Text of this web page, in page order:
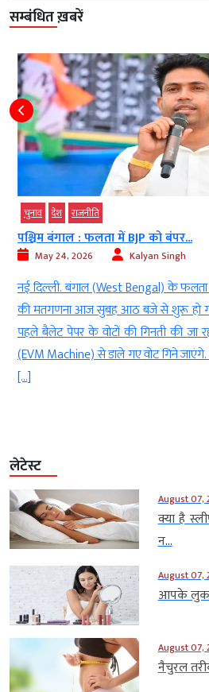
सम्बंधित ख़बरें
(Re-polling)
रहा है कि सबसे
ईवीएम मशीन
उम्मीदवार (TMC
चुनाव आयोग ने
May 22, 2026
नई दिल्ली. चुनाव
(Rajya Sabha
Announces) कर दिया है.
चुनाव और उपचुनाव 18 जून
लेटेस्ट
August 07,
क्या है
न...
August 07,
आपके लुक
August 07,
नैचुरल